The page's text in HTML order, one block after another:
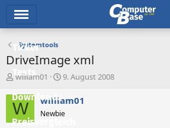
Ticker
Tests
Downloads
Preisvergleich
Systemtools
DriveImage xml
E
s
t
e
william01
E
s
e
9. August 2008
W william01
Newbie